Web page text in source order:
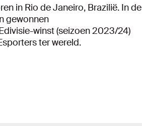
in Rio de Janeiro, Brazilië. In de
gewonnen
winst (seizoen 2023/24)
ter wereld.